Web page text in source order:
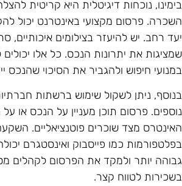
נוכחות דיגיטלית היא קריטית
פרסום מקצועי באינטרנט יכול
רחב. יש להיעזר בצילומים איכותיים,
את יתרונות הנכס. כל אלו
חיפוש ולהגביר את הסיכוי שהנכס
ניתן לשקול שימוש ברשתות
פרסום תוכן מעניין על הנכס או
מצד שוכרים פוטנציאליים.
כמו פייסבוק ואינסטגרם
יותר ולמקד את הפרסום לקהלים
לטווח קצר.